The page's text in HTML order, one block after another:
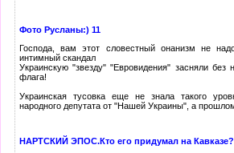
Фото Русланы:) 11
Господа, вам этот словестный онанизм не
интимный скандал
Украинскую "звезду" "Евровидения" засняли без
флага!
Украинская тусовка еще не знала такого
народного депутата от "Нашей Украины", а прошлом
НАРТСКИЙ ЭПОС.Кто его придумал на Кавказе?